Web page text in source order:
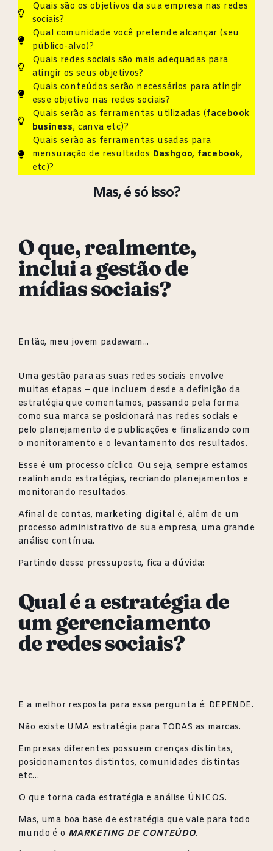
Quais são os objetivos da sua empresa nas redes
sociais?
Qual comunidade você pretende alcançar (seu
público-alvo)?
Quais redes sociais são mais adequadas para
atingir os seus objetivos?
Quais conteúdos serão necessários para atingir
esse objetivo nas redes sociais?
Quais serão as ferramentas utilizadas (facebook
business, canva etc)?
Quais serão as ferramentas usadas para
mensuração de resultados Dashgoo, facebook,
etc)?
Mas, é só isso?
O que, realmente,
inclui a gestão de
mídias sociais?
Então, meu jovem padawam...
Uma gestão para as suas redes sociais envolve
muitas etapas – que incluem desde a definição da
estratégia que comentamos, passando pela forma
como sua marca se posicionará nas redes sociais e
pelo planejamento de publicações e finalizando com
o monitoramento e o levantamento dos resultados.
Esse é um processo cíclico. Ou seja, sempre estamos
realinhando estratégias, recriando planejamentos e
monitorando resultados.
Afinal de contas,marketing digital é, além de um
processo administrativo de sua empresa, uma grande
análise contínua.
Partindo desse pressuposto, fica a dúvida:
Qual é a estratégia de
um gerenciamento
de redes sociais?
E a melhor resposta para essa pergunta é: DEPENDE.
Não existe UMA estratégia para TODAS as marcas.
Empresas diferentes possuem crenças distintas,
posicionamentos distintos, comunidades distintas
etc…
O que torna cada estratégia e análise ÚNICOS.
Mas, uma boa base de estratégia que vale para todo
mundo é o MARKETING DE CONTEÚDO.